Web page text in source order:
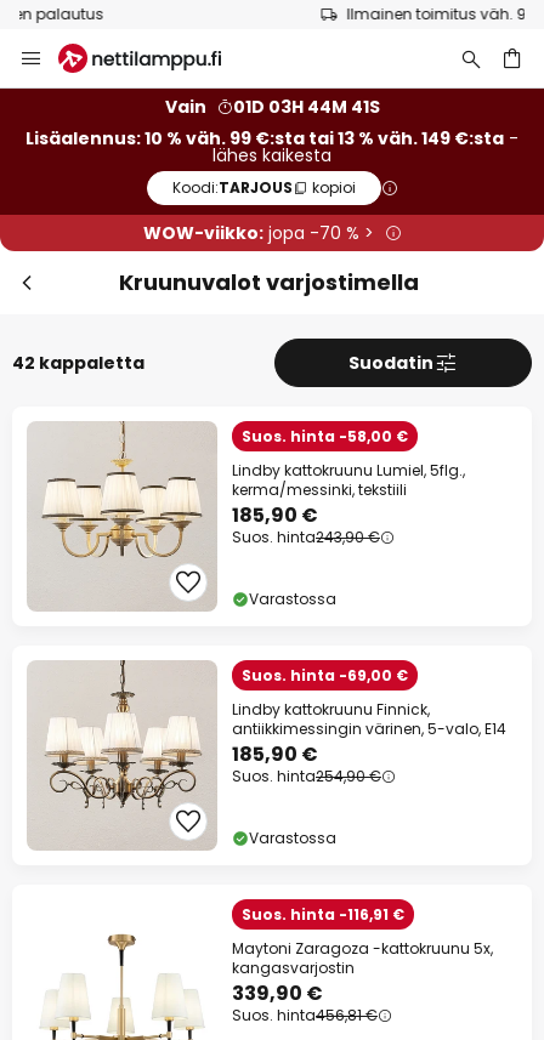
Ilmainen toimitus väh. 99 euron tilauksille
to
Vain
01D 03H 44M 40S
Lisäalennus: 10 % väh. 99 €:sta tai 13 % väh. 149 €:sta -
lähes kaikesta
Koodi:TARJOUS kopioi
WOW-viikko:jopa -70 % >
Kruunuvalot varjostimella
42 kappaletta Suodatin
Suos. hinta -58,00 €
Lindby kattokruunu Lumiel, 5flg.,
kerma/messinki, tekstiili
185,90 €
Suos. hinta243,90 €
Varastossa
Suos. hinta -69,00 €
Lindby kattokruunu Finnick,
antiikkimessingin värinen, 5-valo, E14
185,90 €
Suos. hinta254,90 €
Varastossa
Suos. hinta -116,91 €
Maytoni Zaragoza -kattokruunu 5x,
kangasvarjostin
339,90 €
Suos. hinta456,81 €
Lisäalennus
13 % alennustaväh. 149 €:sta
10 % alennustaväh. 99 €:sta
lähes kaikesta*
Koodi:TARJOUS kopioi
*Poissuljetut tuotemerkit